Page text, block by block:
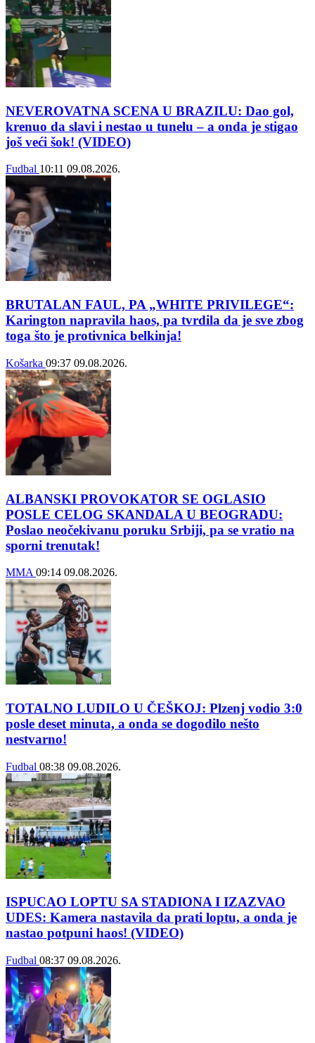
NEVEROVATNA SCENA U BRAZILU: Dao gol,
krenuo da slavi i nestao u tunelu – a onda je stigao
još veći šok! (VIDEO)
Fudbal 10:11 09.08.2026.
BRUTALAN FAUL, PA „WHITE PRIVILEGE“:
Karington napravila haos, pa tvrdila da je sve zbog
toga što je protivnica belkinja!
Košarka 09:37 09.08.2026.
ALBANSKI PROVOKATOR SE OGLASIO
POSLE CELOG SKANDALA U BEOGRADU:
Poslao neočekivanu poruku Srbiji, pa se vratio na
sporni trenutak!
MMA 09:14 09.08.2026.
TOTALNO LUDILO U ČEŠKOJ: Plzenj vodio 3:0
posle deset minuta, a onda se dogodilo nešto
nestvarno!
Fudbal 08:38 09.08.2026.
ISPUCAO LOPTU SA STADIONA I IZAZVAO
UDES: Kamera nastavila da prati loptu, a onda je
nastao potpuni haos! (VIDEO)
Fudbal 08:37 09.08.2026.